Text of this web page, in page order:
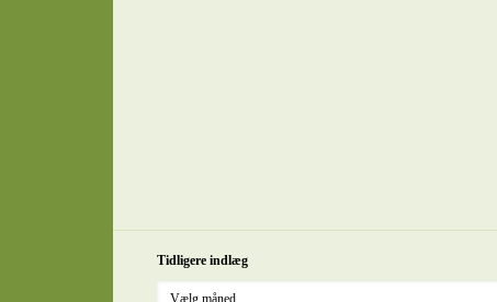
Tidligere indlæg